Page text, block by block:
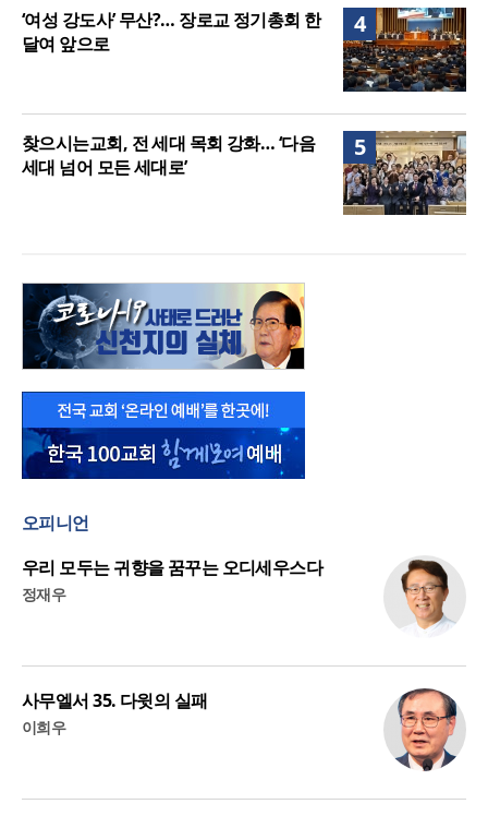
4
‘여성 강도사’ 무산?… 장로교 정기총회 한
달여 앞으로
5
찾으시는교회, 전 세대 목회 강화… ‘다음
세대 넘어 모든 세대로’
오피니언
우리 모두는 귀향을 꿈꾸는 오디세우스다
정재우
사무엘서 35. 다윗의 실패
이희우